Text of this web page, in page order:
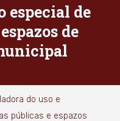
especial de
de
do uso e
públicas e espazos